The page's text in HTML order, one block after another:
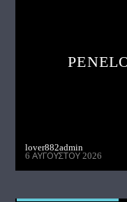
lover882admin
6 ΑΥΓΟΎΣΤΟΥ 2026